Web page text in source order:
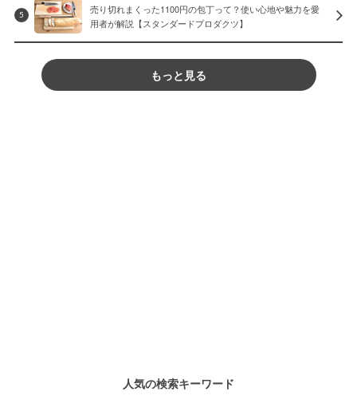
5
売り切れまくった1100円の包丁って？使い心地や魅力を愛
用者が解説【スタンダードプロダクツ】
もっと見る
人気の検索キーワード